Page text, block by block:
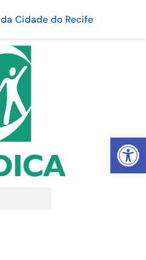
Abrir
Cidade do Recife